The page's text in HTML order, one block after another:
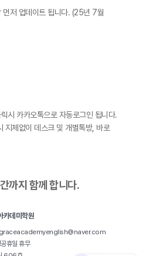
먼저 업데이트 됩니다. (25년 7월
시 카카오톡으로 자동로그인 됩니다.
지체없이 데스크 및 개별톡방, 바로
까지 함께 합니다.
카데미학원
휴일 휴무